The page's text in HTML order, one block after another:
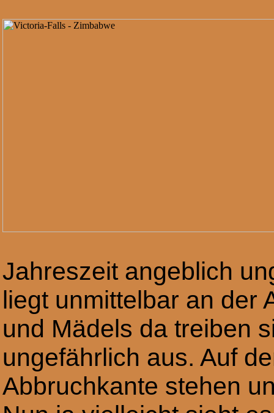
Jahreszeit angeblich
liegt unmittelbar an der
und Mädels da treiben
ungefährlich aus. Auf
Abbruchkante stehen